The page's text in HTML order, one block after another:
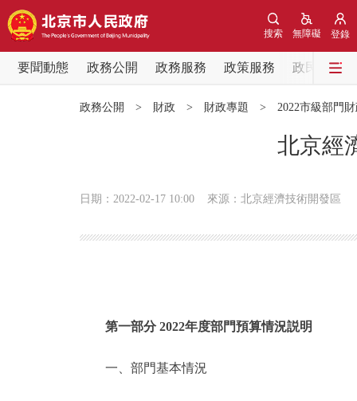
登錄
無障礙
搜索
要聞動態 政務公開 政務服務 政策服務
政民互動
政務公開 > 財政 > 財政專題 > 2022市級部門
北京經
日期：2022-02-17 10:00 來源：北京經濟技術開發區
第一部分 2022年度部門預算情況説明
一、部門基本情況